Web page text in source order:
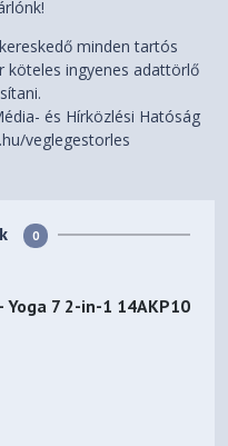
Carbon Neutral Certified
ENERGY STAR® 8.0
EPEAT™ Gold Registered
ErP Lot 6/26
panel: TÜV Rheinland®
minden tartós
köteles ingyenes adattörlő
és Hírközlési Hatóság
veglegestorles
0
- Yoga 7 2-in-1 14AKP10